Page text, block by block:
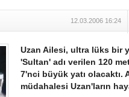
12.03.2006 16:24
Uzan Ailesi, ultra lüks bir
'Sultan' adı verilen 120
7'nci büyük yatı olacaktı.
müdahalesi Uzan'ların